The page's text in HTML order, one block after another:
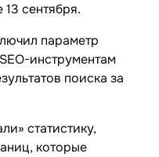
сентября.
параметр
инструментам
поиска за
статистику,
которые